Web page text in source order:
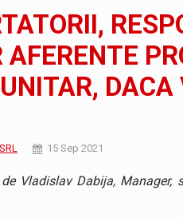
5 SHS-H a ajuns in Romania
and the Future of Protein
AFERENTE
15 Sep 2021
Vladislav Dabija, Manager,